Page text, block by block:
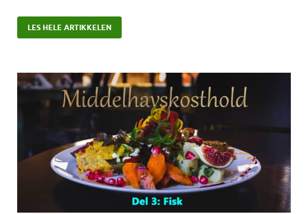
LES HELE ARTIKKELEN